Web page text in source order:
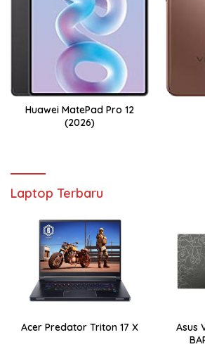
Huawei MatePad Pro 12
(2026)
Laptop Terbaru
Acer Predator Triton 17 X
Asus Vivobook S 15 OLED